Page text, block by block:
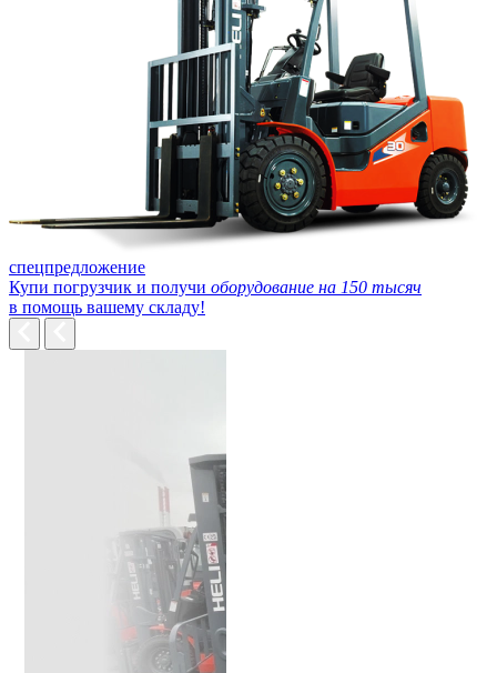
спецпредложение
Купи погрузчик и получи оборудование на 150 тысяч
в помощь вашему складу!